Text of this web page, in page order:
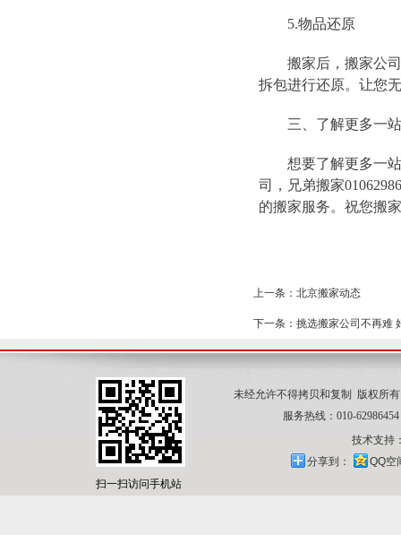
5.物品还原
搬家后，搬家公司
拆包进行还原。让您
三、了解更多一站
想要了解更多一站
司，兄弟搬家
的搬家服务。祝您搬
上一条：北京搬家动态
下一条：挑选搬家公司不再难
未经允许不得拷贝和复制 版权所
服务热线：010-
技术支持
分享到：
QQ空
扫一扫访问手机站